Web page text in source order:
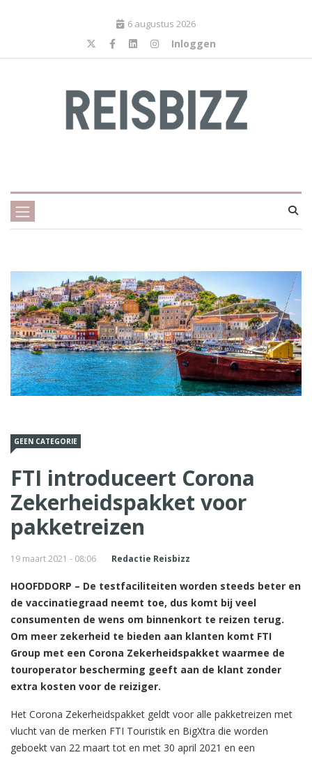
6 augustus 2026
Inloggen
GEEN CATEGORIE
FTI introduceert Corona
Zekerheidspakket voor
pakketreizen
19 maart 2021 - 08:06 Redactie Reisbizz
HOOFDDORP – De testfaciliteiten worden steeds beter en
de vaccinatiegraad neemt toe, dus komt bij veel
consumenten de wens om binnenkort te reizen terug.
Om meer zekerheid te bieden aan klanten komt FTI
Group met een Corona Zekerheidspakket waarmee de
touroperator bescherming geeft aan de klant zonder
extra kosten voor de reiziger.
Het Corona Zekerheidspakket geldt voor alle pakketreizen met
vlucht van de merken FTI Touristik en BigXtra die worden
geboekt van 22 maart tot en met 30 april 2021 en een